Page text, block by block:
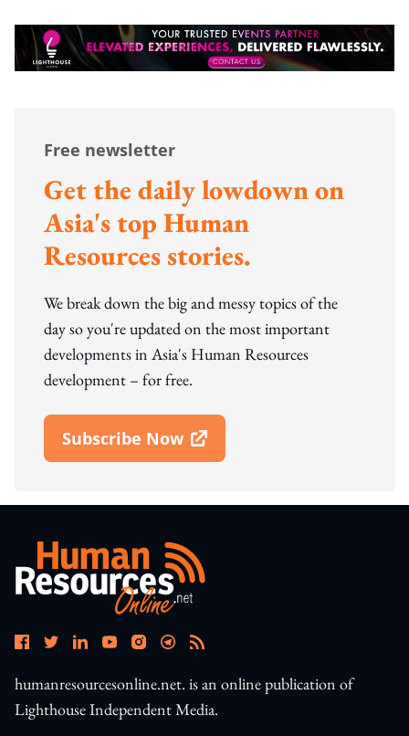
Free newsletter
Get the daily lowdown on
Asia's top Human
Resources stories.
We break down the big and messy topics of the
day so you're updated on the most important
developments in Asia's Human Resources
development – for free.
Subscribe Now
Open In New Window
humanresourcesonline.net. is an online publication of
Lighthouse Independent Media.